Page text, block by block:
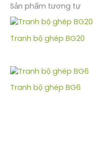
Sản phẩm tương tự
Tranh bộ ghép BG20
Tranh bộ ghép BG6